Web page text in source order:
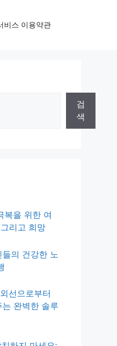
비스 이용약관
검
색
복을 위한 여
리고 희망
의 건강한 노
선으로부터
완벽한 솔루